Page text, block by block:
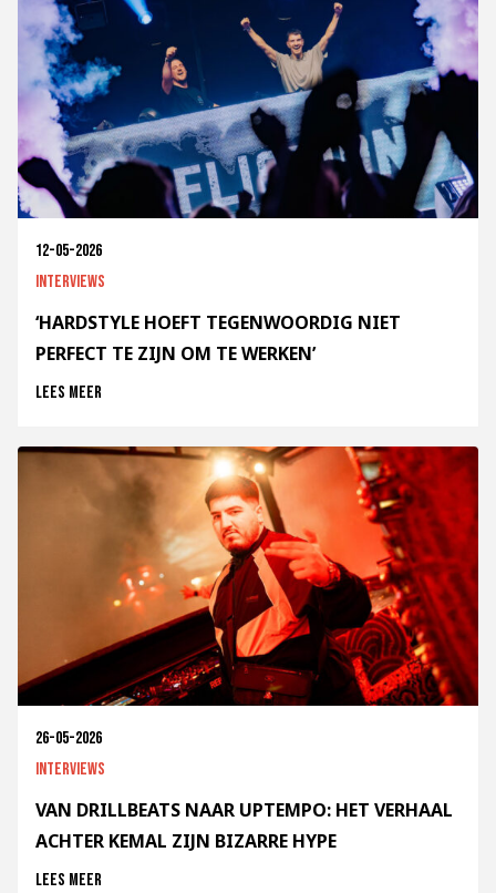
12-05-2026
Interviews
‘HARDSTYLE HOEFT TEGENWOORDIG NIET
PERFECT TE ZIJN OM TE WERKEN’
Lees meer
26-05-2026
Interviews
VAN DRILLBEATS NAAR UPTEMPO: HET VERHAAL
ACHTER KEMAL ZIJN BIZARRE HYPE
Lees meer